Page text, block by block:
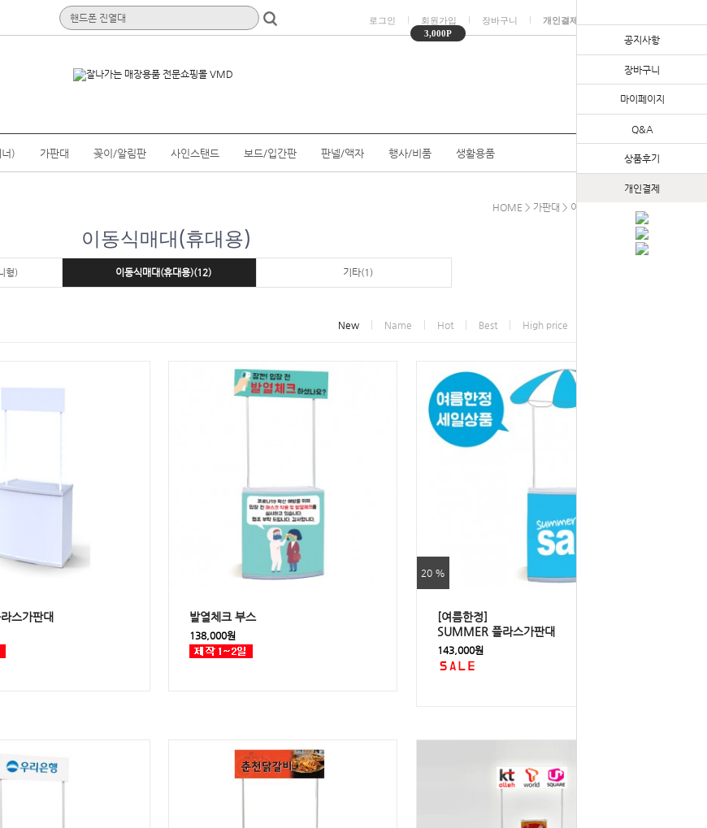
공지사항
장바구니
마이페이지
Q&A
상품후기
개인결제
로그인
회원가입
3,000P
장바구니 개인결제
) 가판대 꽂이/알림판 사인스탠드 보드/입간판 판넬/액자 행사/비품 생활용품
HOME > 가판대 > 이동식매대(휴대용)
이동식매대(휴대용)
형) 이동식매대(휴대용)(12) 기타(1)
New Name Hot Best High price
스가판대 발열체크 부스
138,000원
20 %
[여름한정]
SUMMER 플라스가판대
143,000원